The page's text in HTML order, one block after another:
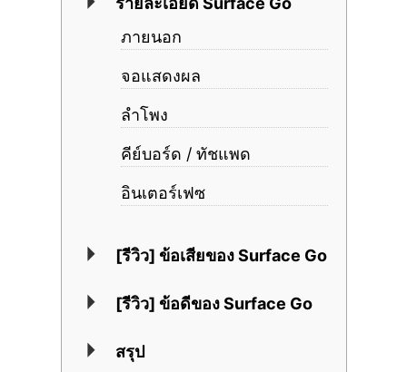
ภายนอก
จอแสดงผล
ลำโพง
คีย์บอร์ด / ทัชแพด
อินเตอร์เฟซ
[รีวิว] ข้อเสียของ Surface Go
[รีวิว] ข้อดีของ Surface Go
สรุป